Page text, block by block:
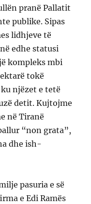
pranë Pallatit
publike. Sipas
lidhjeve të
edhe statusi
kompleks mbi
tokë
njëzet e tetë
detit. Kujtojme
në Tiranë
“non grata”,
dhe ish-
pasuria e së
e Edi Ramës